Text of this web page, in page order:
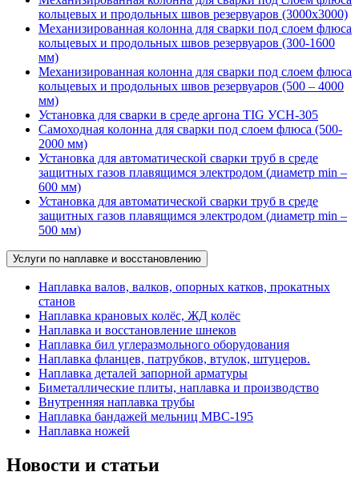
кольцевых и продольных швов резервуаров (3000х3000)
Механизированная колонна для сварки под слоем флюса
кольцевых и продольных швов резервуаров (300-1600
мм)
Механизированная колонна для сварки под слоем флюса
кольцевых и продольных швов резервуаров (500 – 4000
мм)
Установка для сварки в среде аргона TIG УСН-305
Самоходная колонна для сварки под слоем флюса (500-
2000 мм)
Установка для автоматической сварки труб в среде
защитных газов плавящимся электродом (диаметр min –
600 мм)
Установка для автоматической сварки труб в среде
защитных газов плавящимся электродом (диаметр min –
500 мм)
Услуги по наплавке и восстановлению
Наплавка валов, валков, опорных катков, прокатных
станов
Наплавка крановых колёс, ЖД колёс
Наплавка и восстановление шнеков
Наплавка бил углеразмольного оборудования
Наплавка фланцев, патрубков, втулок, штуцеров.
Наплавка деталей запорной арматуры
Биметаллические плиты, наплавка и производство
Внутренняя наплавка трубы
Наплавка бандажей мельниц МВС-195
Наплавка ножей
Новости и статьи